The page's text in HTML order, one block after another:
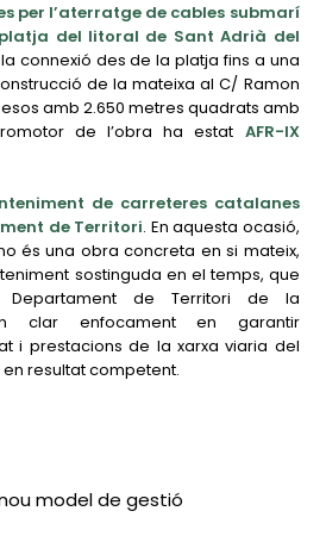
per l’aterratge de cables submarí
del litoral de Sant Adrià del
connexió des de la platja fins a una
de la mateixa al C/ Ramon
amb 2.650 metres quadrats amb
de l’obra ha estat AFR-IX
de carreteres catalanes
de Territori. En aquesta ocasió,
és una obra concreta en si mateix,
sostinguda en el temps, que
Departament de Territori de la
clar enfocament en garantir
i prestacions de la xarxa viaria del
resultat competent.
model de gestió